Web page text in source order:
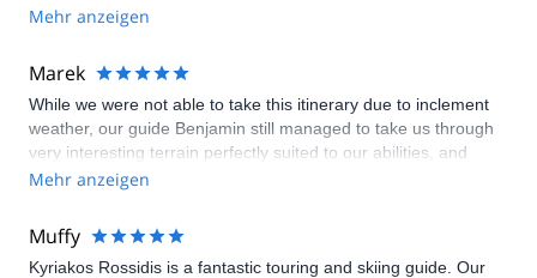
small group trip on two occasions in 2018 and 2019 and will go
Route both failed after 4-5 days due to bad weather, but
sooner or later we will complete it!
Mehr anzeigen
Marek
While we were not able to take this itinerary due to inclement
weather, our guide Benjamin still managed to take us through
very interesting terrain perfectly suited to our abilities, and
even adjusted his schedule to find some sunny days. My son
memories for a life time. Thank you!
Mehr anzeigen
Muffy
Kyriakos Rossidis is a fantastic touring and skiing guide. Our